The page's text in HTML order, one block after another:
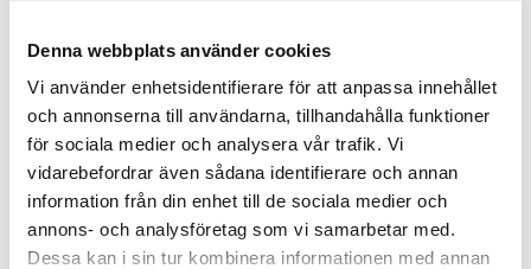
Denna webbplats använder cookies
Vi använder enhetsidentifierare för att anpassa innehållet
och annonserna till användarna, tillhandahålla funktioner
för sociala medier och analysera vår trafik. Vi
vidarebefordrar även sådana identifierare och annan
information från din enhet till de sociala medier och
annons- och analysföretag som vi samarbetar med.
Dessa kan i sin tur kombinera informationen med annan
Pokémon Battle Spinner
Pikachu
POKÉMON
Pistä Pikachu pyörimään!
Seuraa
Pokémon Battle Spinner
Charmander
POKÉMON
16,90 €